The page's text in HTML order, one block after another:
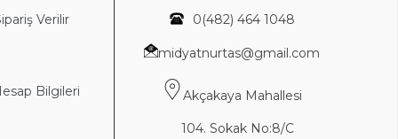
Verilir 0(482) 464 1048
midyatnurtas@gmail.com
Bilgileri Akçakaya Mahallesi
104. Sokak No:8/C